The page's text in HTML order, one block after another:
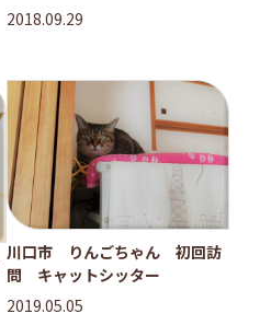
2018.09.29
川口市 りんごちゃん 初回訪
問 キャットシッター
2019.05.05